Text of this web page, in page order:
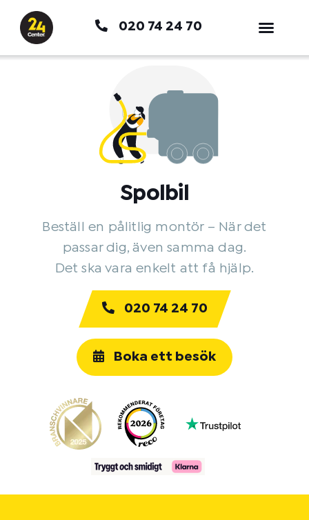
innehåll
020 74 24 70
Spolbil
Beställ en pålitlig montör – När det
passar dig, även samma dag.
Det ska vara enkelt att få hjälp.
020 74 24 70
Boka ett besök